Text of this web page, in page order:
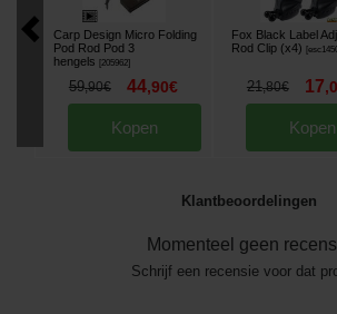
Carp Design Micro Folding
Pod Rod Pod 3
hengels
[205962]
59,90€ 44,90€
Kopen
Fox Black Label
Rod Clip (x4)
[
21,80€ 17,
Kopen
Klantbeoordelingen
Momenteel geen
Schrijf een recensie voor dat